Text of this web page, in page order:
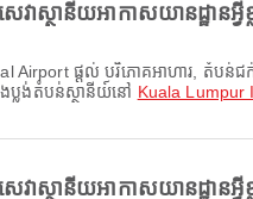
េវាស្ថានីយអាកាសយានដ្ឋ
លង់តំបន់ស្ថានីយ៍នៅ Kuala Lumpur
េវាស្ថានីយអាកាសយានដ្ឋា